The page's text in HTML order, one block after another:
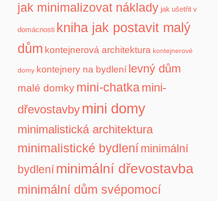
jak minimalizovat náklady jak ušetřit v
domácnosti kniha jak postavit malý
dům kontejnerová architektura kontejnerové
domy kontejnery na bydlení levný dům
malé domky mini-chatkamini-
dřevostavby mini domy
minimalistická architektura
minimalistické bydleníminimální
bydlení minimální dřevostavba
minimální dům svépomocí